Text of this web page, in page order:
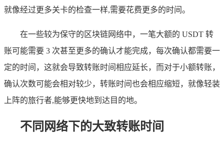
就像经过更多关卡的检查一样,需要花费更多的时间。
在一些较为保守的区块链网络中，一笔大额的 USDT 转
账可能需要 3 次甚至更多的确认才能完成，每次确认都需要一
定的时间，这就会导致转账时间相应延长，而对于小额转账，
确认次数可能会相对较少，转账时间也会相应缩短，就像轻装
上阵的旅行者,能够更快地到达目的地。
不同网络下的大致转账时间